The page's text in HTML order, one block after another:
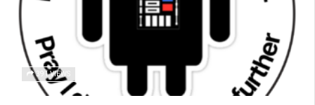
391 VIEWS